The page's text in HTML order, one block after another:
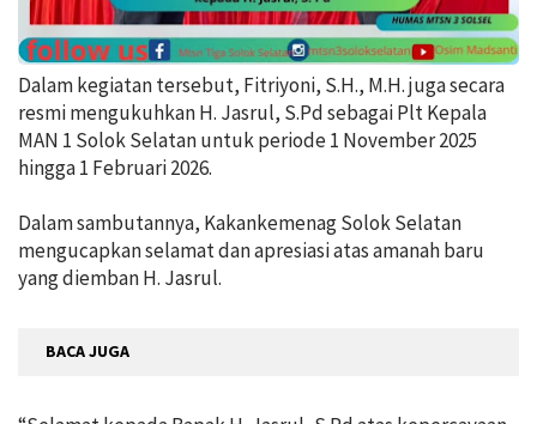
Dalam kegiatan tersebut, Fitriyoni, S.H., M.H. juga secara
resmi mengukuhkan H. Jasrul, S.Pd sebagai Plt Kepala
MAN 1 Solok Selatan untuk periode 1 November 2025
hingga 1 Februari 2026.
Dalam sambutannya, Kakankemenag Solok Selatan
mengucapkan selamat dan apresiasi atas amanah baru
yang diemban H. Jasrul.
BACA JUGA